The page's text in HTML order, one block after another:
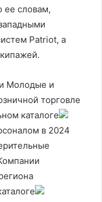
ее словам,
Patriot, а
Молодые и
торговле
каталоге
в 2024